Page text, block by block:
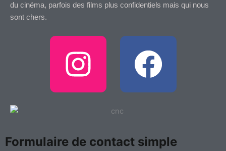
du cinéma, parfois des films plus confidentiels mais qui nous
sont chers.
I
n
t
F
a
e
Formulaire de contact simple